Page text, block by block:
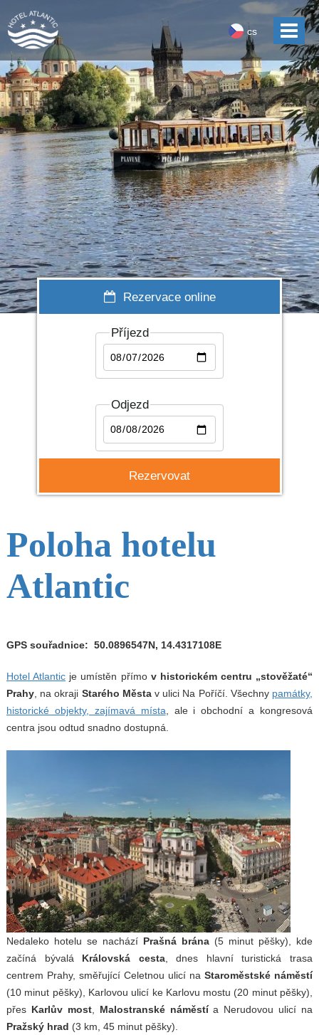
cs
Rezervace online
Příjezd
Odjezd
Poloha hotelu
Atlantic
GPS souřadnice: 50.0896547N, 14.4317108E
Hotel Atlantic je umístěn přímo v historickém centru „stověžaté“
Prahy, na okraji Starého Městav ulici Na Poříčí. Všechny památky,
historické objekty, zajímavá místa , ale i obchodní a kongresová
centra jsou odtud snadno dostupná.
Nedaleko hotelu se nachází Prašná brána (5 minut pěšky), kde
začíná bývalá Královská cesta, dnes hlavní turistická trasa
centrem Prahy, směřující Celetnou ulicí naStaroměstské náměstí
(10 minut pěšky), Karlovou ulicí ke Karlovu mostu (20 minut pěšky),
přes Karlův most, Malostranské náměstía Nerudovou ulicí na
Pražský hrad (3 km, 45 minut pěšky).